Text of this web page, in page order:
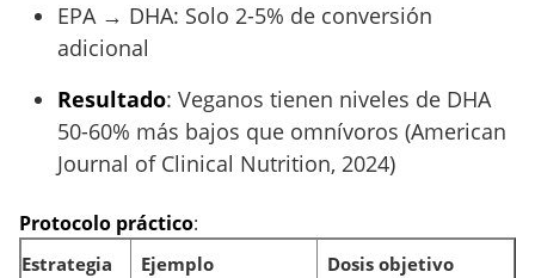
EPA → DHA: Solo 2-5% de conversión
adicional
Resultado: Veganos tienen niveles de DHA
50-60% más bajos que omnívoros (American
Journal of Clinical Nutrition, 2024)
Protocolo práctico:
Estrategia Ejemplo Dosis objetivo